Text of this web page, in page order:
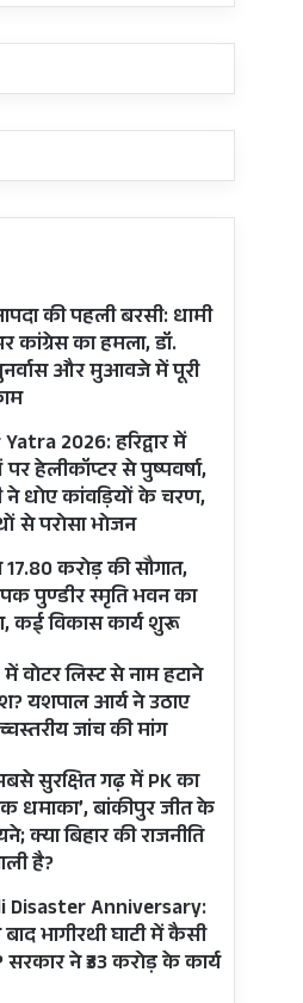
की पहली बरसी: धामी
कांग्रेस का हमला, डॉ.
और मुआवजे में पूरी
2026: हरिद्वार में
हेलीकॉप्टर से पुष्पवर्षा,
ने धोए कांवड़ियों के चरण,
से परोसा भोजन
करोड़ की सौगात,
पुण्डीर स्मृति भवन का
कई विकास कार्य शुरू
वोटर लिस्ट से नाम हटाने
यशपाल आर्य ने उठाए
जांच की मांग
सुरक्षित गढ़ में PK का
धमाका’, बांकीपुर जीत के
क्या बिहार की राजनीति
है?
Disaster Anniversary:
भागीरथी घाटी में कैसी
सरकार ने ₹33 करोड़ के कार्य